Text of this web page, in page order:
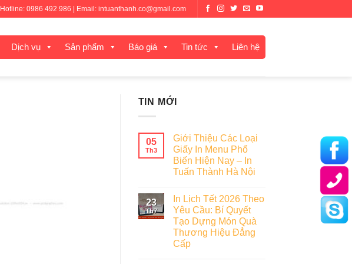
Hotline: 0986 492 986 | Email: intuanthanh.co@gmail.com
Dịch vụ Sản phẩm Báo giá Tin tức Liên hệ
TIN MỚI
05
Th3
Giới Thiệu Các Loại
Giấy In Menu Phổ
Biến Hiện Nay – In
Tuấn Thành Hà Nội
23
Th7
In Lịch Tết 2026 Theo
Yêu Cầu: Bí Quyết
Tạo Dựng Món Quà
Thương Hiệu Đẳng
Cấp